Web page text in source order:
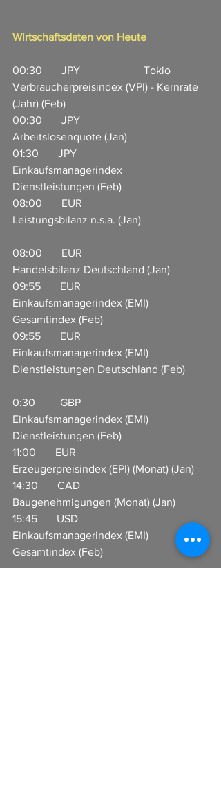
Wirtschaftsdaten von Heute
00:30       JPY                       Tokio
Verbraucherpreisindex (VPI) - Kernrate
(Jahr) (Feb)
00:30       JPY
Arbeitslosenquote (Jan)
01:30       JPY
Einkaufsmanagerindex
Dienstleistungen (Feb)
08:00       EUR
Leistungsbilanz n.s.a. (Jan)
08:00       EUR
Handelsbilanz Deutschland (Jan)
09:55       EUR
Einkaufsmanagerindex (EMI)
Gesamtindex (Feb)
09:55       EUR
Einkaufsmanagerindex (EMI)
Dienstleistungen Deutschland (Feb)
0:30         GBP
Einkaufsmanagerindex (EMI)
Dienstleistungen (Feb)
11:00       EUR
Erzeugerpreisindex (EPI) (Monat) (Jan)
14:30       CAD
Baugenehmigungen (Monat) (Jan)
15:45       USD
Einkaufsmanagerindex (EMI)
Gesamtindex (Feb)